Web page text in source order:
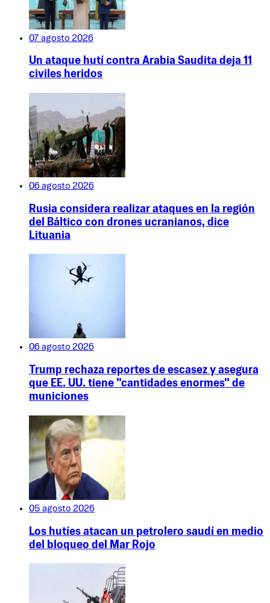
07 agosto 2026
Un ataque hutí contra Arabia Saudita deja 11
civiles heridos
06 agosto 2026
Rusia considera realizar ataques en la región
del Báltico con drones ucranianos, dice
Lituania
06 agosto 2026
Trump rechaza reportes de escasez y asegura
que EE. UU. tiene "cantidades enormes" de
municiones
05 agosto 2026
Los hutíes atacan un petrolero saudí en medio
del bloqueo del Mar Rojo